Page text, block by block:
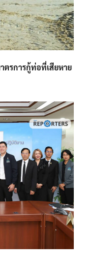
ตรการกู้ท่อที่เสียหาย